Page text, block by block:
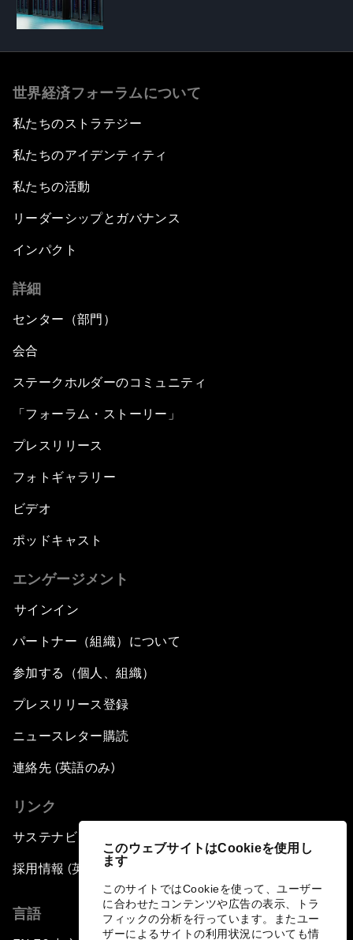
このウェブサイトはCookieを使用し
ます
このサイトではCookieを使って、ユーザー
に合わせたコンテンツや広告の表示、トラ
フィックの分析を行っています。またユー
ザーによるサイトの利用状況についても情
世界経済フォーラムについて
私たちのストラテジー
私たちのアイデンティティ
私たちの活動
リーダーシップとガバナンス
インパクト
詳細
センター（部門）
会合
ステークホルダーのコミュニティ
「フォーラム・ストーリー」
プレスリリース
フォトギャラリー
ビデオ
ポッドキャスト
エンゲージメント
サインイン
パートナー（組織）について
参加する（個人、組織）
プレスリリース登録
ニュースレター購読
連絡先 (英語のみ)
リンク
サステナビリティへの取り組み
採用情報 (英語のみ)
言語